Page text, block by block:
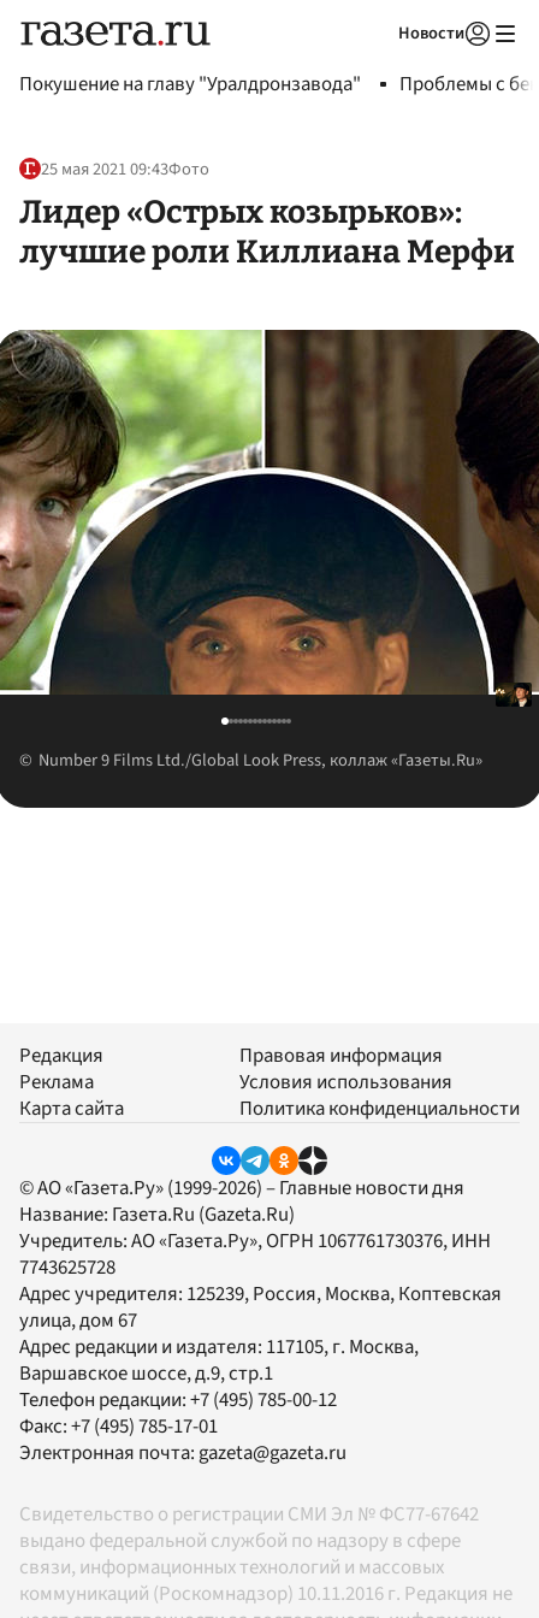
Новости
Покушение на главу "Уралдронзавода" Проблемы с
25 мая 2021 09:43Фото
Лидер «Острых козырьков»:
лучшие роли Киллиана Мерфи
Number 9 Films Ltd./Global Look Press, коллаж «Газеты.Ru»
Редакция
Реклама
Карта сайта
Правовая информация
Условия использования
Политика конфиденциальности
© АО «Газета.Ру» (1999-2026) – Главные новости дня
Название: Газета.Ru (Gazeta.Ru)
Учредитель:АО «Газета.Ру», ОГРН 1067761730376, ИНН
7743625728
Адрес учредителя: 125239, Россия, Москва, Коптевская
улица, дом 67
Адрес редакции и издателя: 117105, г. Москва,
Варшавское шоссе, д.9, стр.1
Телефон редакции:+7 (495) 785-00-12
Факс:+7 (495) 785-17-01
Электронная почта:gazeta@gazeta.ru
Свидетельство о регистрации СМИ Эл № ФС77-67642
выдано федеральной службой по надзору в сфере
связи, информационных технологий и массовых
коммуникаций (Роскомнадзор) 10.11.2016 г. Редакция не